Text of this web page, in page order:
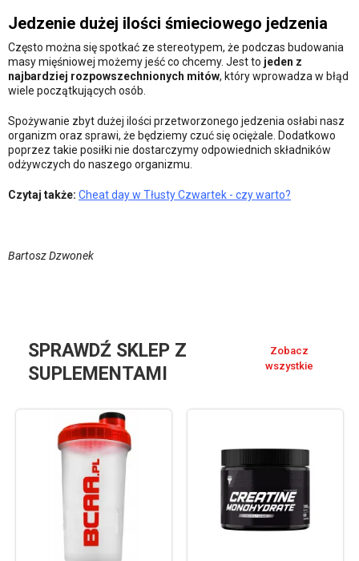
Jedzenie dużej ilości śmieciowego jedzenia
Często można się spotkać ze stereotypem, że podczas budowania
masy mięśniowej możemy jeść co chcemy. Jest to jeden z
najbardziej rozpowszechnionych mitów, który wprowadza w błąd
wiele początkujących osób.
Spożywanie zbyt dużej ilości przetworzonego jedzenia osłabi nasz
organizm oraz sprawi, że będziemy czuć się ociężale. Dodatkowo
poprzez takie posiłki nie dostarczymy odpowiednich składników
odżywczych do naszego organizmu.
Czytaj także: Cheat day w Tłusty Czwartek - czy warto?
Bartosz Dzwonek
SPRAWDŹ SKLEP Z
SUPLEMENTAMI
Zobacz
wszystkie